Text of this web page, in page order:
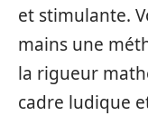
et stimulante.
mains une
la rigueur
cadre ludique